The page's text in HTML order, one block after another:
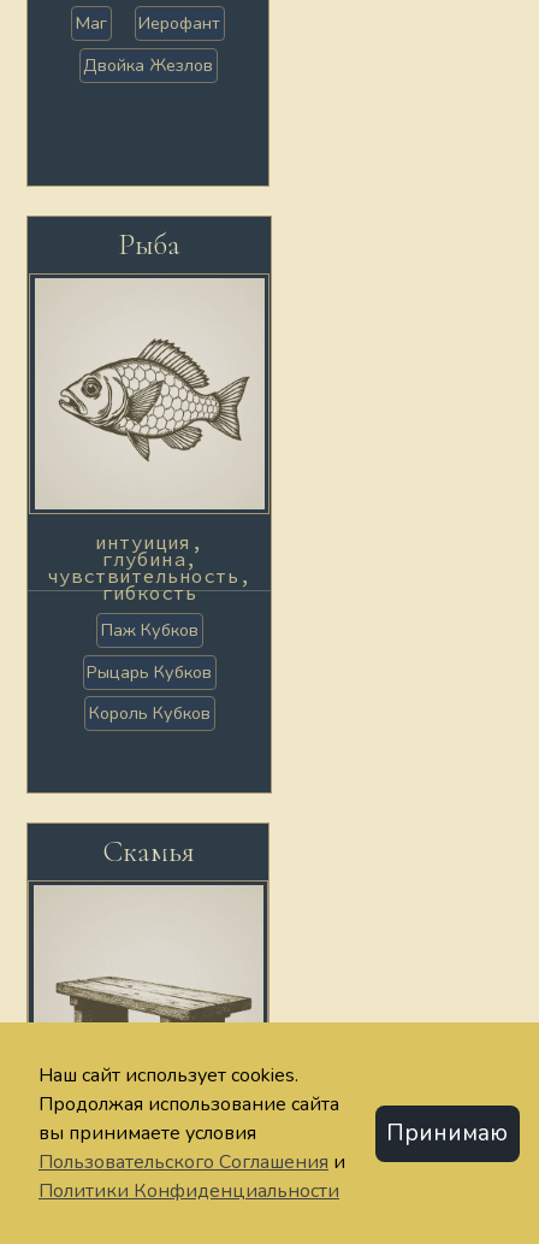
Маг
Иерофант
Двойка Жезлов
Рыба
интуиция,
глубина,
чувствительность,
гибкость
Паж Кубков
Рыцарь Кубков
Король Кубков
Скамья
Мастерство,
талант,
преданность
делу, работа,
Наш сайт использует cookies.
Продолжая использование сайта
вы принимаете условия
Пользовательского Соглашения и
Политики Конфиденциальности
Принимаю